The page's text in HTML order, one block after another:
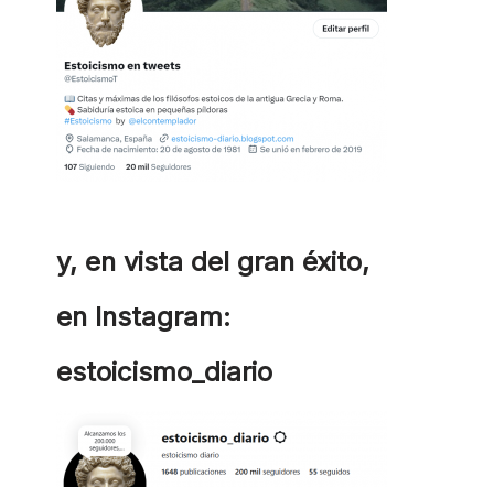
y, en vista del gran éxito,
en Instagram:
estoicismo_diario